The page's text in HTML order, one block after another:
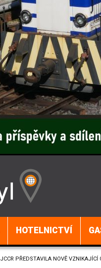
HOTELNICTVÍ
CURRENT:
JCCR PŘEDSTAVILA NOVĚ VZNIKAJÍCÍ